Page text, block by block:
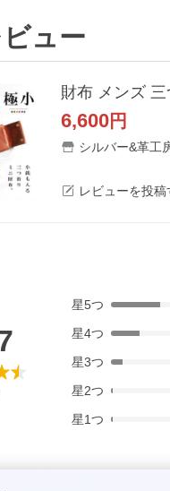
ュー
財布 メンズ
6,600円
シルバー&革工
レビューを投稿
星5つ
星4つ
星3つ
星2つ
星1つ